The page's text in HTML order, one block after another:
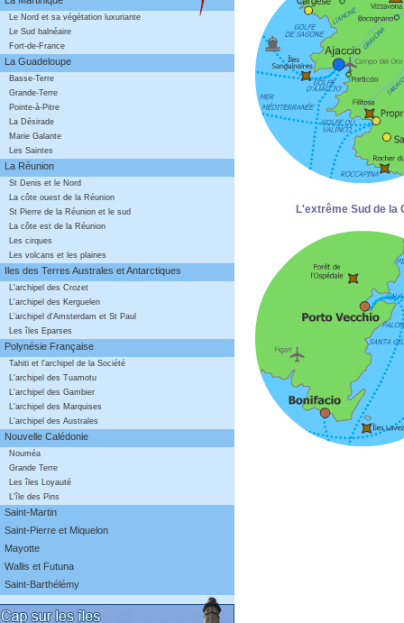
Le Nord et sa végétation luxuriante
Le Sud balnéaire
Fort-de-France
La Guadeloupe
Basse-Terre
Grande-Terre
Pointe-à-Pitre
La Désirade
Marie Galante
Les Saintes
La Réunion
St Denis et le Nord
La côte ouest de la Réunion
St Pierre de la Réunion et le sud
La côte est de la Réunion
Les cirques
Les volcans et les plaines
Iles des Terres Australes et Antarctiques
L'archipel des Crozet
L'archipel des Kerguelen
L'archipel d'Amsterdam et St Paul
Les îles Eparses
Polynésie Française
Tahiti et l'archipel de la Société
L'archipel des Tuamotu
L'archipel des Gambier
L'archipel des Marquises
L'archipel des Australes
Nouvelle Calédonie
Nouméa
Grande Terre
Les îles Loyauté
L'île des Pins
Saint-Martin
Saint-Pierre et Miquelon
Mayotte
Wallis et Futuna
Saint-Barthélémy
L'extrême Sud de la